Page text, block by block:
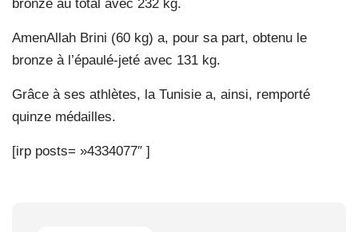
bronze au total avec 232 kg.
AmenAllah Brini (60 kg) a, pour sa part, obtenu le
bronze à l’épaulé-jeté avec 131 kg.
Grâce à ses athlètes, la Tunisie a, ainsi, remporté
quinze médailles.
[irp posts= »4334077″ ]